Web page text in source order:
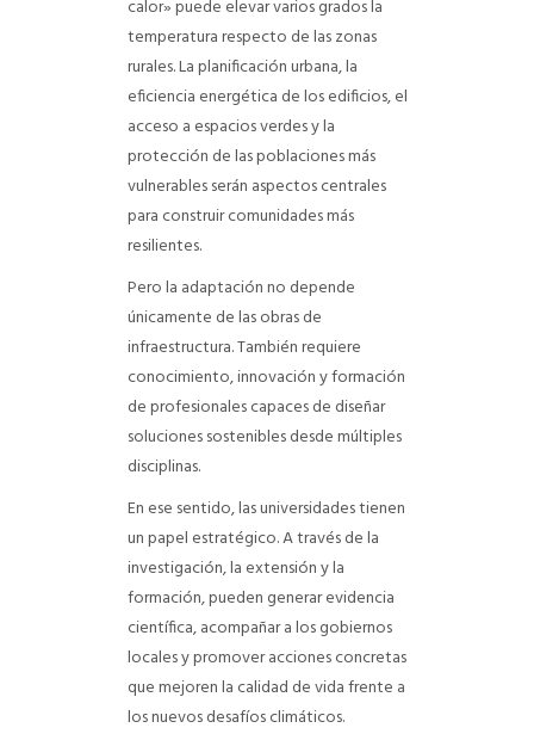
calor» puede elevar varios grados la
temperatura respecto de las zonas
rurales. La planificación urbana, la
eficiencia energética de los edificios, el
acceso a espacios verdes y la
protección de las poblaciones más
vulnerables serán aspectos centrales
para construir comunidades más
resilientes.
Pero la adaptación no depende
únicamente de las obras de
infraestructura. También requiere
conocimiento, innovación y formación
de profesionales capaces de diseñar
soluciones sostenibles desde múltiples
disciplinas.
En ese sentido, las universidades tienen
un papel estratégico. A través de la
investigación, la extensión y la
formación, pueden generar evidencia
científica, acompañar a los gobiernos
locales y promover acciones concretas
que mejoren la calidad de vida frente a
los nuevos desafíos climáticos.